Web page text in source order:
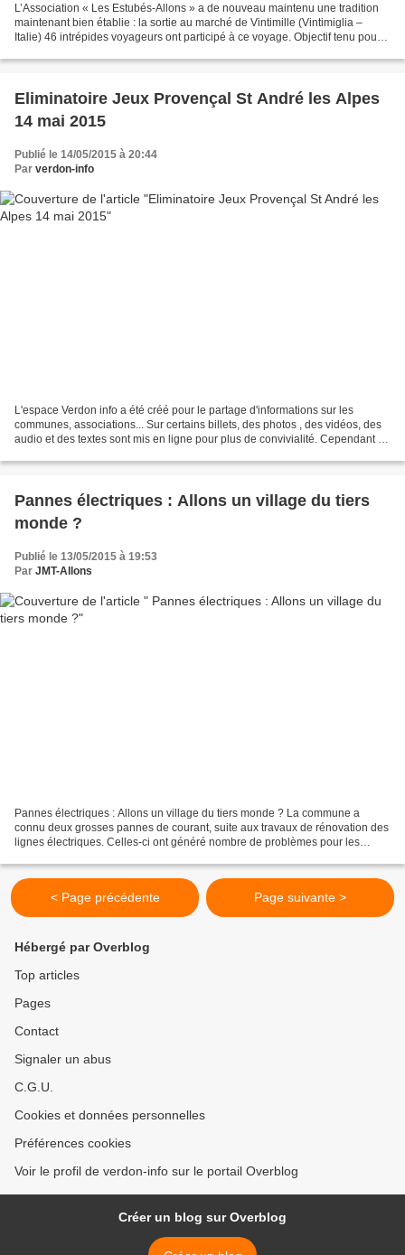
L’Association « Les Estubés-Allons » a de nouveau maintenu une tradition
maintenant bien établie : la sortie au marché de Vintimille (Vintimiglia –
Italie) 46 intrépides voyageurs ont participé à ce voyage. Objectif tenu pour
Eliminatoire Jeux Provençal St André les Alpes
14 mai 2015
Publié le 14/05/2015 à 20:44
Par verdon-info
L'espace Verdon info a été créé pour le partage d'informations sur les
communes, associations... Sur certains billets, des photos , des vidéos, des
audio et des textes sont mis en ligne pour plus de convivialité. Cependant si
Pannes électriques : Allons un village du tiers
monde ?
Publié le 13/05/2015 à 19:53
Par JMT-Allons
Pannes électriques : Allons un village du tiers monde ? La commune a
connu deux grosses pannes de courant, suite aux travaux de rénovation des
lignes électriques. Celles-ci ont généré nombre de problèmes pour les
< Page précédente Page suivante >
Hébergé par Overblog
Top articles
Pages
Contact
Signaler un abus
C.G.U.
Cookies et données personnelles
Préférences cookies
Voir le profil de verdon-info sur le portail Overblog
Créer un blog sur Overblog